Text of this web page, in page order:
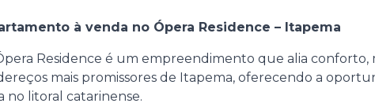
à venda no Ópera Residence – Itapema
Residence é um empreendimento que alia
mais promissores de Itapema, oferecendo a
no litoral catarinense.